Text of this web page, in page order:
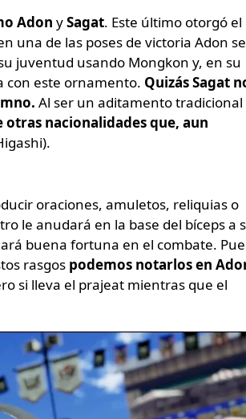
Adon ySagat. Este último otorgó el
una de las poses de victoria Adon se
juventud usando Mongkon y, en su
con este ornamento. Quizás Sagat
Al ser un aditamento tradicional
nacionalidades que, aun
oraciones, amuletos, reliquias o
le anudará en la base del bíceps a
buena fortuna en el combate.
rasgos podemos notarlos en
si lleva el prajeat mientras que el